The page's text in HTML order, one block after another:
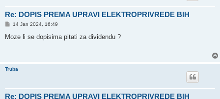
Re: DOPIS PREMA UPRAVI ELEKTROPRIVREDE BIH
P
s
14 Jan 2024, 16:49
Moze li se dopisima pitati za dividendu ?
Truba
Re: DOPIS PREMA UPRAVI ELEKTROPRIVREDE BIH